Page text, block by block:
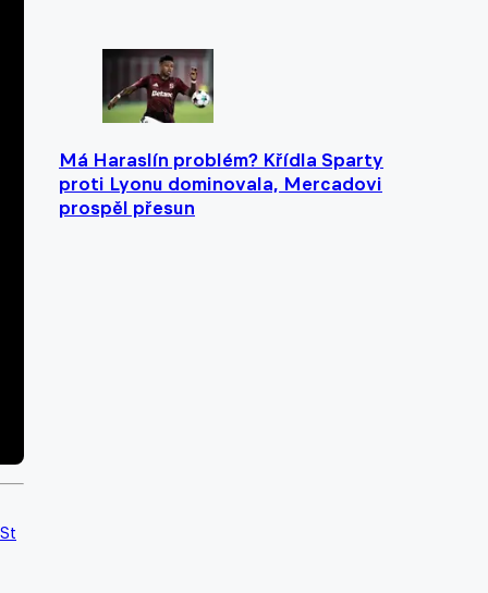
Má Haraslín problém? Křídla Sparty
proti Lyonu dominovala, Mercadovi
prospěl přesun